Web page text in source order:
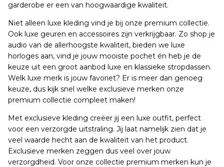
garderobe er een van hoogwaardige kwaliteit.
Niet alleen luxe kleding vind je bij onze premium collectie.
Ook luxe geuren en accessoires zijn verkrijgbaar. Zo shop je
audio van de allerhoogste kwaliteit, bieden we luxe
horloges aan, vind je jouw mooiste pochet én heb je de
keuze uit een groot aanbod luxe en klassieke stropdassen.
Welk luxe merk is jouw favoriet? Er is meer dan genoeg
keuze, dus kijk snel welke exclusieve merken onze
premium collectie compleet maken!
Met exclusieve kleding creëer jij een luxe outfit, perfect
voor een verzorgde uitstraling. Jij laat namelijk zien dat je
veel waarde hecht aan de kwaliteit van het product.
Exclusieve merken zeggen dus veel over jouw
verzorgdheid. Voor onze collectie premium merken kun je